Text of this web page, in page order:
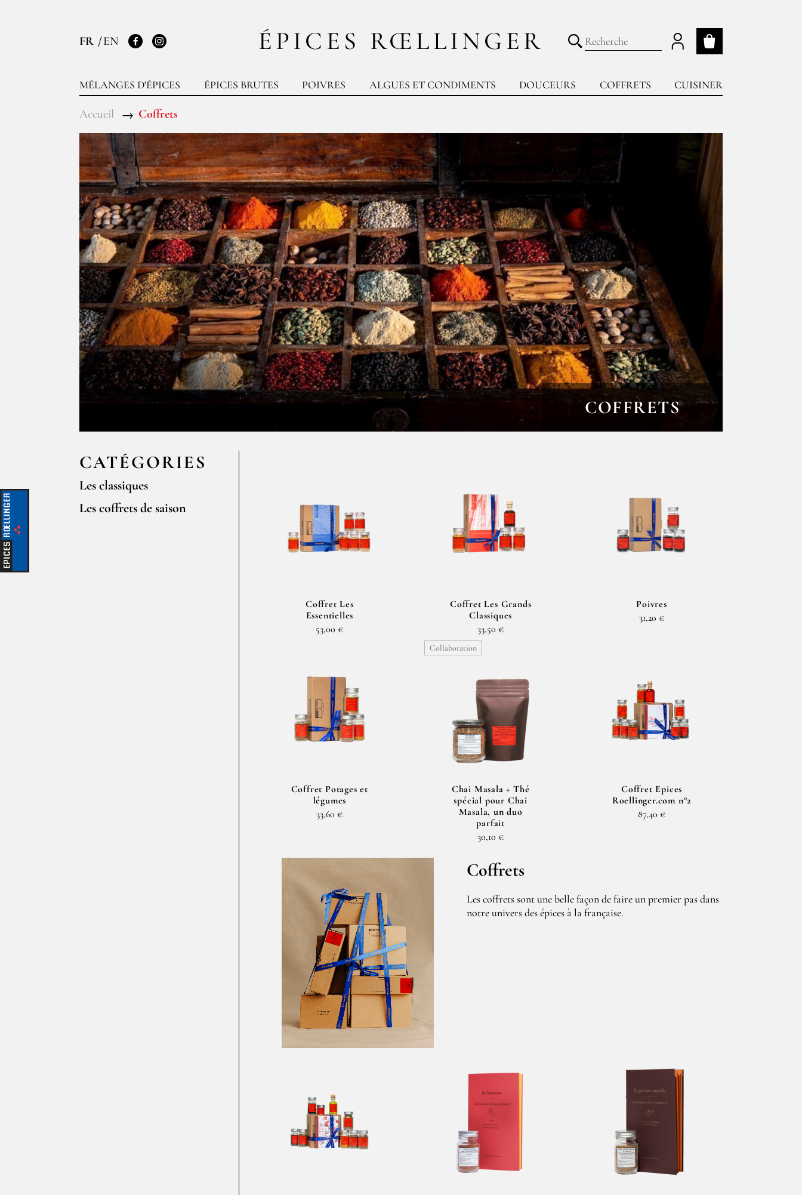
ÉPICES RŒLLINGER
FR EN
FacebookInstagram
MÉLANGES D'ÉPICES ÉPICES BRUTES POIVRES ALGUES ET CONDIMENTS DOUCEURS COFFRETS CUISINER
Mon panier
Lancer la recherche
Accueil Coffrets
COFFRETS
Coffret Les
Essentielles
53,00 €
Coffret Les Grands
Classiques
33,50 €
Poivres
31,20 €
Coffret Potages et
légumes
33,60 €
Collaboration
Chai Masala + Thé
spécial pour Chai
Masala, un duo
parfait
30,10 €
Coffret Epices
Roellinger.com n°2
87,40 €
Coffrets
Les coffrets sont une belle façon de faire un premier pas dans
notre univers des épices à la française.
CATÉGORIES
Les classiques
Les coffrets de saison